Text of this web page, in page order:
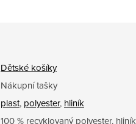
Dětské košíky
Nákupní tašky
plast, polyester, hliník
100 % recyklovaný polyester.